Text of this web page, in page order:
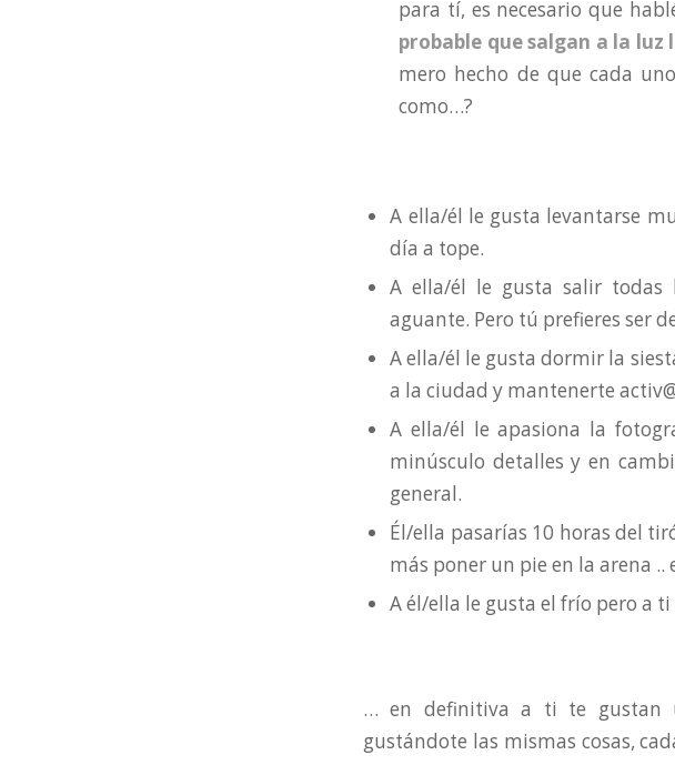
para tí, es necesario que
probable que salgan a la luz
mero hecho de que cada
como…?
A ella/él le gusta levantarse
día a tope.
A ella/él le gusta salir todas
aguante. Pero tú prefieres ser
A ella/él le gusta dormir la
a la ciudad y mantenerte
A ella/él le apasiona la
minúsculo detalles y en
general.
Él/ella pasarías 10 horas del
más poner un pie en la arena
A él/ella le gusta el frío pero a ti
… en definitiva a ti te gustan
gustándote las mismas cosas,